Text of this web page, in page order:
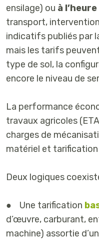
ensilage) ou à l’heure
transport,
indicatifs publiés par
mais les tarifs
type de sol, la
encore le niveau de
La performance
travaux agricoles
charges de
matériel et tarification
Deux logiques
● Une tarification
d’œuvre, carburant,
machine) assortie